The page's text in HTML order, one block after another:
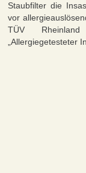
Staubfilter die
vor
TÜV
„Allergiegetesteter